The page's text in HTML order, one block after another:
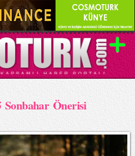
Önerisi